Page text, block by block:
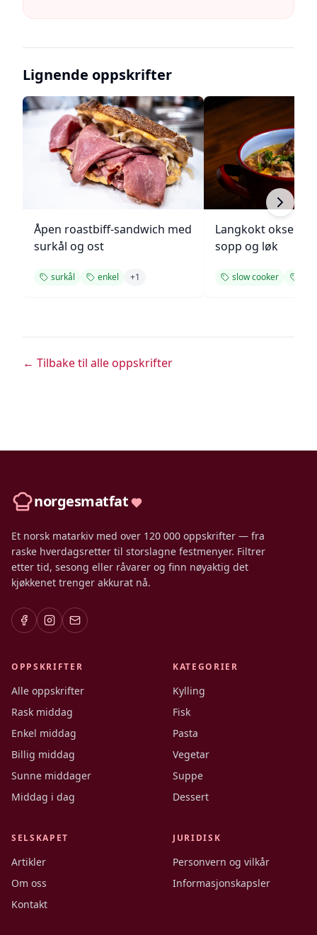
Lignende oppskrifter
Åpen roastbiff-sandwich med
surkål og ost
surkål enkel +1
Langkokt
sopp og løk
slow cooker
← Tilbake til alle oppskrifter
norgesmatfat
Et norsk matarkiv med over 120 000 oppskrifter — fra
raske hverdagsretter til storslagne festmenyer. Filtrer
etter tid, sesong eller råvarer og finn nøyaktig det
kjøkkenet trenger akkurat nå.
OPPSKRIFTER
Alle oppskrifter
Rask middag
Enkel middag
Billig middag
Sunne middager
Middag i dag
KATEGORIER
Kylling
Fisk
Pasta
Vegetar
Suppe
Dessert
SELSKAPET
Artikler
Om oss
Kontakt
JURIDISK
Personvern og vilkår
Informasjonskapsler